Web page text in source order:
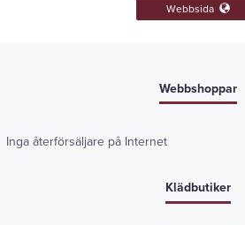
Webbsida
Webbshoppar
Inga återförsäljare på Internet
Klädbutiker